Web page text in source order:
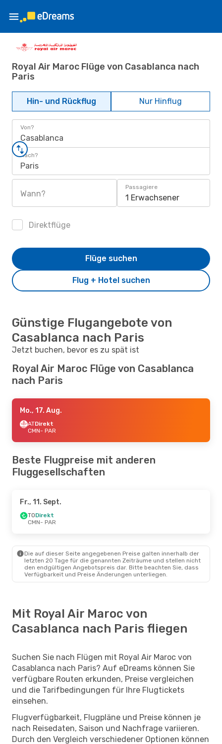
Royal Air Maroc Flüge von Casablanca nach
Paris
Hin- und Rückflug Nur Hinflug
Von?
Casablanca
Nach?
Paris
Wann?
Passagiere
1 Erwachsener
Direktflüge
Flug + Hotel suchen
Flüge suchen
Günstige Flugangebote von
Casablanca nach Paris
Jetzt buchen, bevor es zu spät ist
Royal Air Maroc Flüge von Casablanca
nach Paris
Mo., 17. Aug.
ATDirekt
CMN- PAR
Beste Flugpreise mit anderen
Fluggesellschaften
Fr., 11. Sept.
TODirekt
CMN- PAR
Die auf dieser Seite angegebenen Preise galten innerhalb der
letzten 20 Tage für die genannten Zeiträume und stellen nicht
den endgültigen Angebotspreis dar. Bitte beachten Sie, dass
Verfügbarkeit und Preise Änderungen unterliegen.
Mit Royal Air Maroc von
Casablanca nach Paris fliegen
Suchen Sie nach Flügen mit Royal Air Maroc von
Casablanca nach Paris? Auf eDreams können Sie
verfügbare Routen erkunden, Preise vergleichen
und die Tarifbedingungen für Ihre Flugtickets
einsehen.
Flugverfügbarkeit, Flugpläne und Preise können je
nach Reisedaten, Saison und Nachfrage variieren.
Durch den Vergleich verschiedener Optionen können